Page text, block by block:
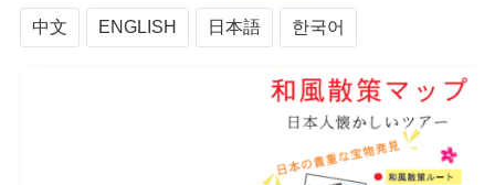
中文 ENGLISH 日本語 한국어